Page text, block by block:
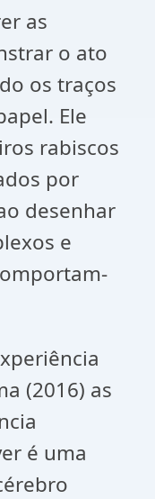
as
o ato
os traços
Ele
rabiscos
por
desenhar
e
(2016) as
é uma